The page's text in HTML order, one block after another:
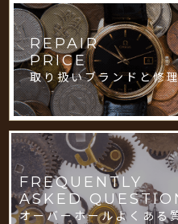
REPAIR
PRICE
取り扱いブランドと修
FREQUENTLY
ASKED
オーバーホールよくある